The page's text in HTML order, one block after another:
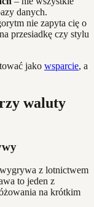
danych.
nie zapyta cię o
przesiadkę czy stylu
jako wsparcie, a
waluty
z lotnictwem
to jeden z
na krótkim